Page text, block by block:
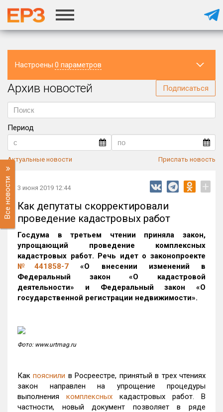
Настроены 0 параметров
Регион
Архив новостей Подписаться
Период
Актуальные новости Прислать новость
Все новости 3 июня 2019 12:44 +
Как депутаты скорректировали
проведение кадастровых работ
Госдума в третьем чтении приняла закон,
упрощающий проведение комплексных
кадастровых работ. Речь идет о законопроекте
№441858-7 «О внесении изменений в
Федеральный закон «О кадастровой
деятельности» и Федеральный закон «О
государственной регистрации недвижимости».
Фото: www.urtmag.ru
Какпояснили в Росреестре, принятый в трех чтениях
закон направлен на упрощение процедуры
выполнения комплексных кадастровых работ. В
частности, новый документ позволяет в ряде